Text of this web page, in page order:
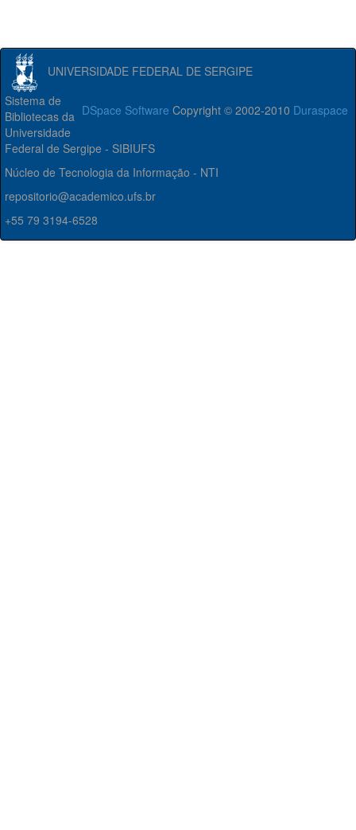
UNIVERSIDADE FEDERAL DE SERGIPE
DSpace Software Copyright © 2002-2010 Duraspace
Sistema de
Bibliotecas da
Universidade
Federal de Sergipe - SIBIUFS
Núcleo de Tecnologia da Informação - NTI
repositorio@academico.ufs.br
+55 79 3194-6528